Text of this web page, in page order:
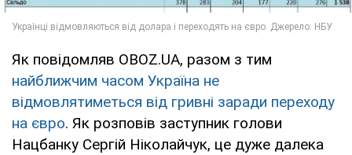
Як повідомляв OBOZ.UA, разом з тим
найближчим часом Україна не
відмовлятиметься від гривні заради переходу
на євро. Як розповів заступник голови
Нацбанку Сергій Ніколайчук, це дуже далека